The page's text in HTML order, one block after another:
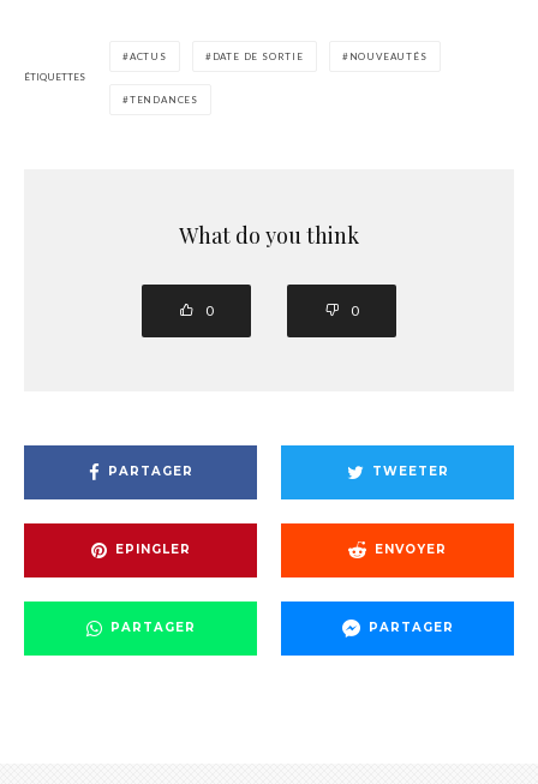
ÉTIQUETTES
ACTUS DATE DE SORTIE NOUVEAUTÉS
TENDANCES
What do you think
0 0
PARTAGER TWEETER
EPINGLER ENVOYER
PARTAGER PARTAGER